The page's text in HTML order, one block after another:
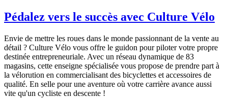
Pédalez vers le succès avec Culture Vélo
Envie de mettre les roues dans le monde passionnant de la vente au
détail ? Culture Vélo vous offre le guidon pour piloter votre propre
destinée entrepreneuriale. Avec un réseau dynamique de 83
magasins, cette enseigne spécialisée vous propose de prendre part à
la vélorution en commercialisant des bicyclettes et accessoires de
qualité. En selle pour une aventure où votre carrière avance aussi
vite qu'un cycliste en descente !